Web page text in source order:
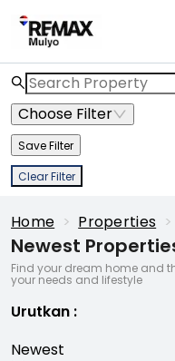
Choose Filter
Save Filter
Clear Filter
Home > Properties >
Newest
Find your dream home and
your needs and lifestyle
Urutkan :
Newest